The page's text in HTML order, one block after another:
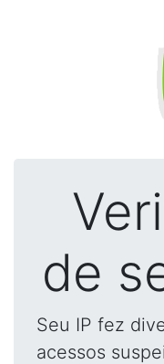
de
Seu IP fez
acessos